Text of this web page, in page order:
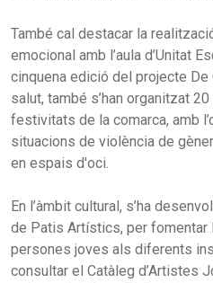
També cal destacar la
emocional amb l’aula d’Unitat
cinquena edició del projecte De
salut, també s’han organitzat
festivitats de la comarca, amb
situacions de violència de
en espais d'oci.
En l’àmbit cultural, s’ha
de Patis Artístics, per
persones joves als diferents
consultar el Catàleg d’Artistes